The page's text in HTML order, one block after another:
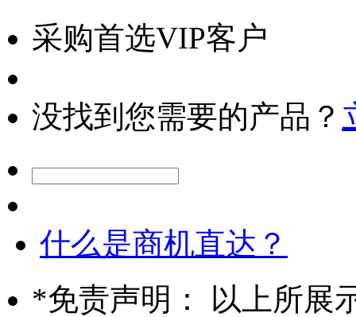
采购首选VIP客户
没找到您需要的产品？
什么是商机直达？
*免责声明： 以上所展